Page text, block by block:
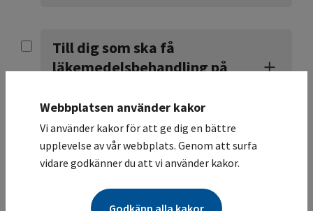
Till dig som ska få
läkemedelsbehandling på
Läkemedel som påverkar
kroppens hormoner
Webbplatsen använder kakor
Vi använder kakor för att ge dig en bättre
upplevelse av vår webbplats. Genom att surfa
vidare godkänner du att vi använder kakor.
Godkänn alla kakor